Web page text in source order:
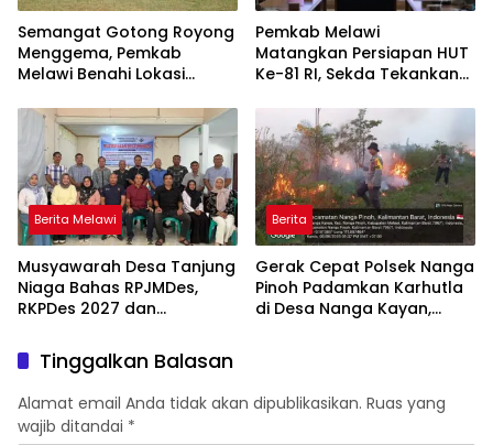
Semangat Gotong Royong
Menggema, Pemkab
Melawi Benahi Lokasi
Pemkab Melawi
Matangkan Persiapan HUT
Ke-81 RI, Sekda Tekankan
Jawab Panitia
Berita Melawi
Musyawarah Desa Tanjung
Niaga Bahas RPJMDes,
RKPDes 2027 dan
Stunting
Berita
Gerak Cepat Polsek Nanga
Pinoh Padamkan Karhutla
di Desa Nanga Kayan,
Tinggalkan Balasan
Alamat email Anda tidak akan dipublikasikan. Ruas yang
wajib ditandai *